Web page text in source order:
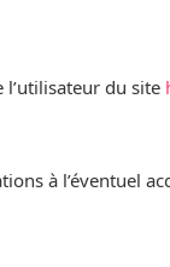
du site
à l’éventuel